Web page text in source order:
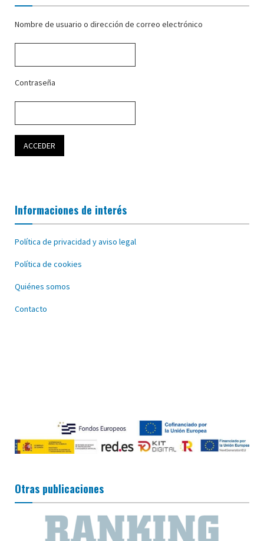
Nombre de usuario o dirección de correo electrónico
Contraseña
Informaciones de interés
Política de privacidad y aviso legal
Política de cookies
Quiénes somos
Contacto
Otras publicaciones